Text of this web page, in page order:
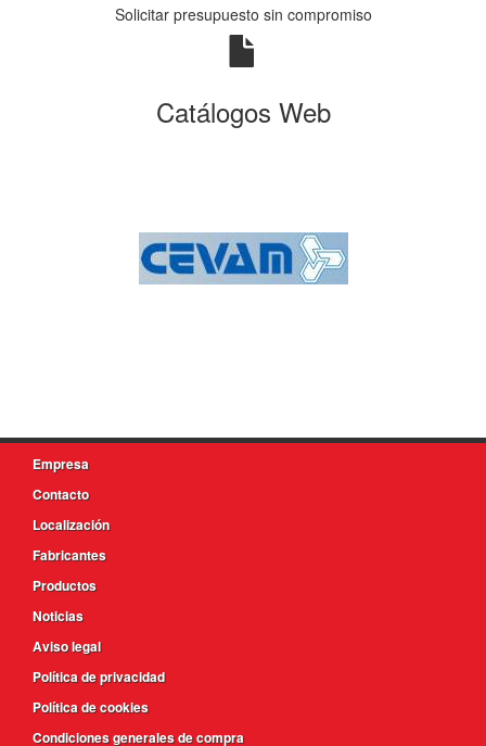
Solicitar presupuesto sin compromiso
Catálogos Web
Empresa
Contacto
Localización
Fabricantes
Productos
Noticias
Aviso legal
Política de privacidad
Política de cookies
Condiciones generales de compra